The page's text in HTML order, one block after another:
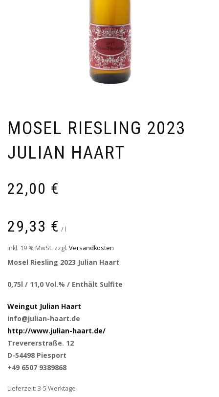
MOSEL RIESLING 2023
JULIAN HAART
22,00 €
29,33 € / l
inkl. 19 % MwSt. zzgl. Versandkosten
Mosel Riesling 2023 Julian Haart
0,75l / 11,0 Vol.% / Enthält Sulfite
Weingut Julian Haart
info@julian-haart.de
http://www.julian-haart.de/
Trevererstraße. 12
D-54498 Piesport
+49 6507 9389868
Lieferzeit: 3-5 Werktage